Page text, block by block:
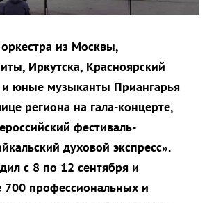
из Москвы,
Иркутска, Красноярский
и юные музыканты Приангарья
региона на гала-концерте,
фестиваль-
духовой экспресс».
с 8 по 12 сентября и
700 профессиональных и